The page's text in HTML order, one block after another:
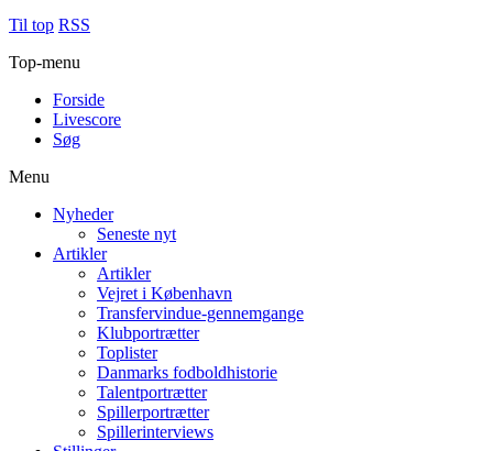
Til top RSS
Top-menu
Forside
Livescore
Søg
Menu
Nyheder
Seneste nyt
Artikler
Artikler
Vejret i København
Transfervindue-gennemgange
Klubportrætter
Toplister
Danmarks fodboldhistorie
Talentportrætter
Spillerportrætter
Spillerinterviews